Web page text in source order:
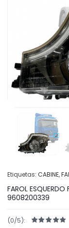
Etiquetas: CABINE,
FAROL
9608200339
(0/5):